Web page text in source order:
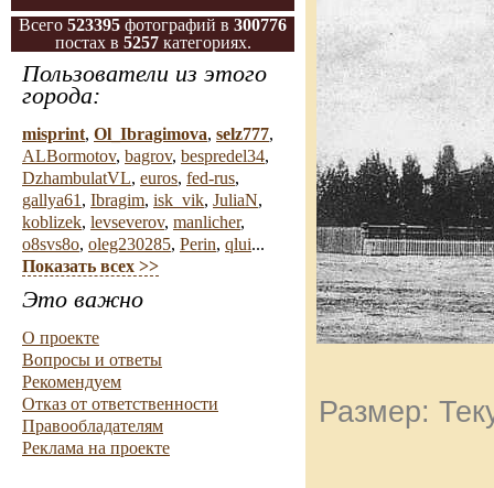
Всего 523395 фотографий в 300776
постах в 5257категориях.
Пользователи из этого
города:
misprint, Ol_Ibragimova, selz777,
ALBormotov, bagrov, bespredel34,
DzhambulatVL, euros, fed-rus,
gallya61 , Ibragim, isk_vik, JuliaN,
koblizek, levseverov, manlicher,
o8svs8o, oleg230285, Perin, qlui...
Показать всех >>
Это важно
О проекте
Вопросы и ответы
Рекомендуем
Отказ от ответственности
Правообладателям
Реклама на проекте
Размер: